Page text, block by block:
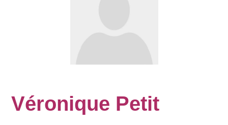
Véronique Petit